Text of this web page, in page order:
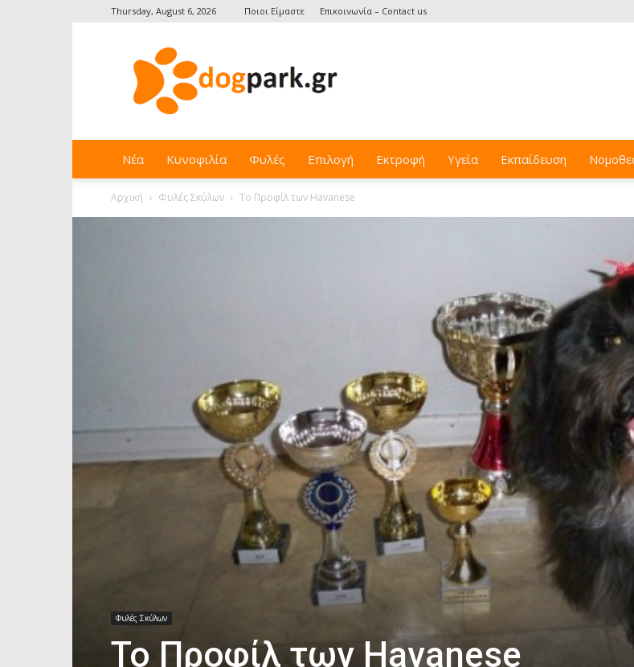
Thursday, August 6, 2026 Ποιοι Είμαστε Επικοινωνία – Contact us
Νέα Κυνοφιλία Φυλές Επιλογή Εκτροφή Υγεία Εκπαίδευση
Αρχική Φυλές Σκύλων Το Προφίλ των Havanese
Φυλές Σκύλων
Το Προφίλ των Havanese